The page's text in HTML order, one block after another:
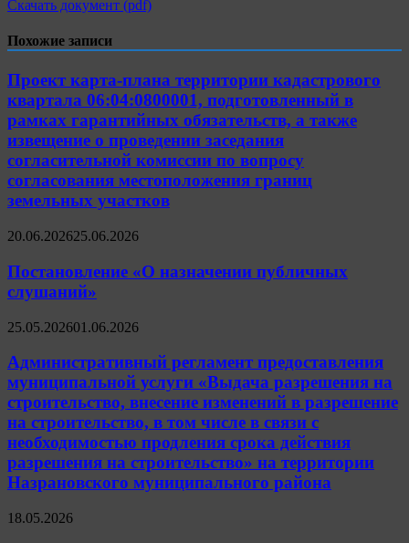
Скачать документ (pdf)
Похожие записи
Проект карта-плана территории кадастрового
квартала 06:04:0800001, подготовленный в
рамках гарантийных обязательств, а также
извещение о проведении заседания
согласительной комиссии по вопросу
согласования местоположения границ
земельных участков
20.06.202625.06.2026
Постановление «О назначении публичных
слушаний»
25.05.202601.06.2026
Административный регламент предоставления
муниципальной услуги «Выдача разрешения на
строительство, внесение изменений в разрешение
на строительство, в том числе в связи с
необходимостью продления срока действия
разрешения на строительство» на территории
Назрановского муниципального района
18.05.2026